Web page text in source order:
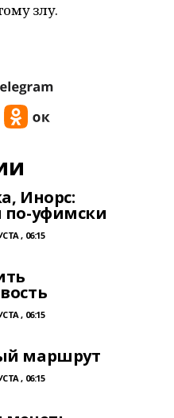
злу.
Инорс:
по-уфимски
, 06:15
, 06:15
маршрут
, 06:15